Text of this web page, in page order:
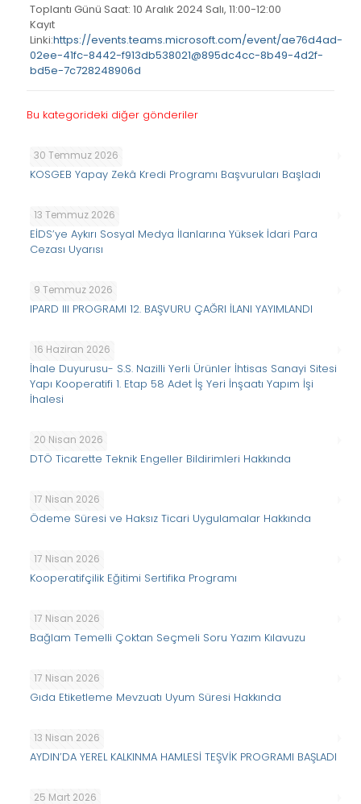
Toplantı Günü Saat: 10 Aralık 2024 Salı, 11:00-12:00
Kayıt
Linki:https://events.teams.microsoft.com/event/ae76d4ad-
02ee-41fc-8442-f913db538021@895dc4cc-8b49-4d2f-
bd5e-7c728248906d
Bu kategorideki diğer gönderiler
30 Temmuz 2026
KOSGEB Yapay Zekâ Kredi Programı Başvuruları Başladı
13 Temmuz 2026
EİDS’ye Aykırı Sosyal Medya İlanlarına Yüksek İdari Para
Cezası Uyarısı
9 Temmuz 2026
IPARD III PROGRAMI 12. BAŞVURU ÇAĞRI İLANI YAYIMLANDI
16 Haziran 2026
İhale Duyurusu- S.S. Nazilli Yerli Ürünler İhtisas Sanayi Sitesi
Yapı Kooperatifi 1. Etap 58 Adet İş Yeri İnşaatı Yapım İşi
İhalesi
20 Nisan 2026
DTÖ Ticarette Teknik Engeller Bildirimleri Hakkında
17 Nisan 2026
Ödeme Süresi ve Haksız Ticari Uygulamalar Hakkında
17 Nisan 2026
Kooperatifçilik Eğitimi Sertifika Programı
17 Nisan 2026
Bağlam Temelli Çoktan Seçmeli Soru Yazım Kılavuzu
17 Nisan 2026
Gıda Etiketleme Mevzuatı Uyum Süresi Hakkında
13 Nisan 2026
AYDIN’DA YEREL KALKINMA HAMLESİ TEŞVİK PROGRAMI BAŞLADI
25 Mart 2026